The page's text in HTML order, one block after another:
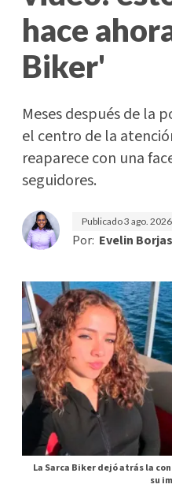
hace
Biker'
Meses después de la
el centro de la
reaparece con una
seguidores.
Publicado3 ago. 2026
Por: Evelin Borjas
La Sarca Biker dejó atrás la
su